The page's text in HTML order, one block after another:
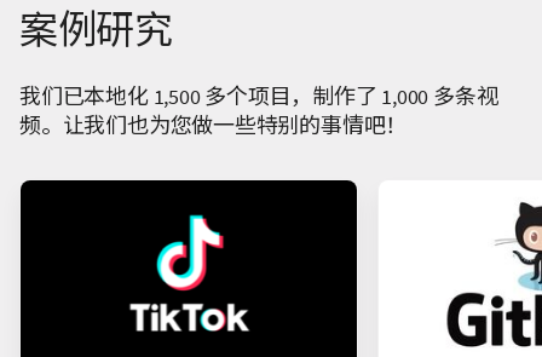
案例研究
我们已本地化 1,500 多个项目，制作了 1,000 多条视
频。让我们也为您做一些特别的事情吧！